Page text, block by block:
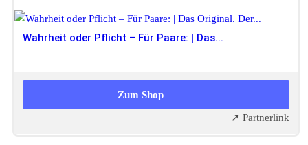
Wahrheit oder Pflicht – Für Paare: | Das...
Zum Shop
➚ Partnerlink